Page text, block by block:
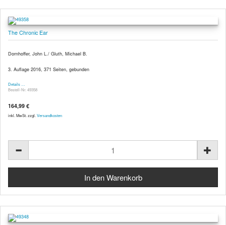
The Chronic Ear
Dornhoffer, John L./ Gluth, Michael B.
3. Auflage 2016, 371 Seiten, gebunden
Details …
Bestell-Nr. 49358
164,99 €
inkl. MwSt. zzgl. Versandkosten